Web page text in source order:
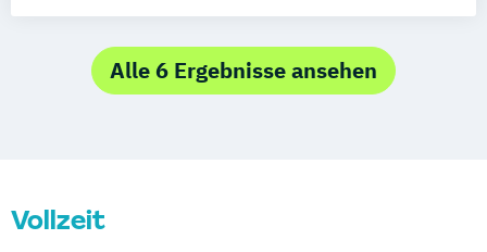
Kunstgeschichte
Lehramt Musik (in Kooperation mit der
Musikpädagogik
Alle 6 Ergebnisse ansehen
Vollzeit